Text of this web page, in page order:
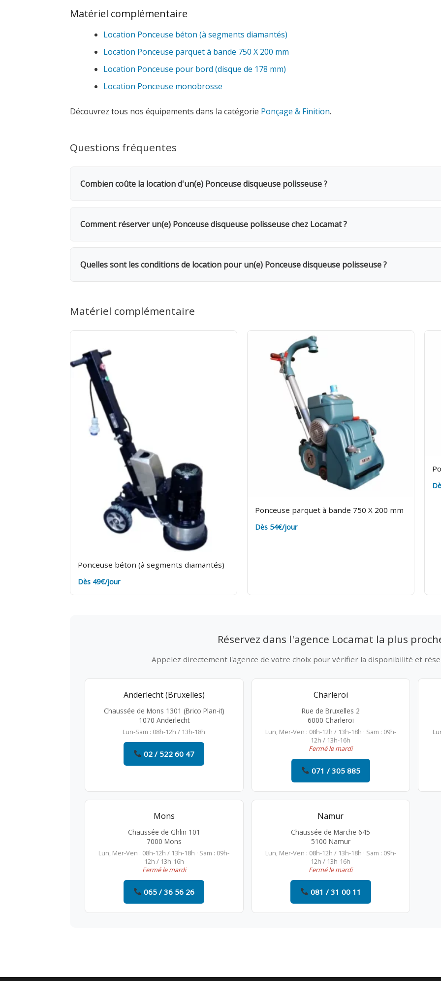
Matériel complémentaire
Location Ponceuse béton (à segments diamantés)
Location Ponceuse parquet à bande 750 X 200 mm
Location Ponceuse pour bord (disque de 178 mm)
Location Ponceuse monobrosse
Découvrez tous nos équipements dans la catégorie Ponçage & Finition.
Questions fréquentes
Combien coûte la location d'un(e) Ponceuse disqueuse polisseuse ?
La location d'un(e) Ponceuse disqueuse polisseuse coûte 16€ TVAC par jour (13.22€ HTVA). Une
2e jour, bénéficiez d'une remise de 20%. Pour une semaine complète, seuls 4 jours sont facturés.
Comment réserver un(e) Ponceuse disqueuse polisseuse chez Locamat ?
Rendez-vous dans l'une de nos 5 agences en Belgique ou appelez-nous pour vérifier la
même, avec possibilité de livraison sur votre chantier. La vitesse variable permet de s'adapter à
souhaitée.
Quelles sont les conditions de location pour un(e) Ponceuse disqueuse polisseuse ?
Rapportez la machine dépoussiérée. Assurance bris de machine en option.
Matériel complémentaire
Ponceuse béton (à segments diamantés)
Dès 49€/jour
Ponceuse parquet à bande 750 X 200 mm
Dès 54€/jour
Réservez dans l'agence Locamat la plus
Appelez directement l'agence de votre choix pour vérifier la disponibilité et
Anderlecht (Bruxelles)
Chaussée de Mons 1301 (Brico Plan-it)
1070 Anderlecht
Lun-Sam : 08h-12h / 13h-18h
02 / 522 60 47
Charleroi
Rue de Bruxelles 2
6000 Charleroi
Lun, Mer-Ven : 08h-12h / 13h-18h · Sam : 09h-
12h / 13h-16h
Fermé le mardi
071 / 305 885
Mons
Chaussée de Ghlin 101
7000 Mons
Lun, Mer-Ven : 08h-12h / 13h-18h · Sam : 09h-
12h / 13h-16h
Fermé le mardi
065 / 36 56 26
Namur
Chaussée de Marche 645
5100 Namur
Lun, Mer-Ven : 08h-12h / 13h-18h · Sam : 09h-
12h / 13h-16h
Fermé le mardi
081 / 31 00 11